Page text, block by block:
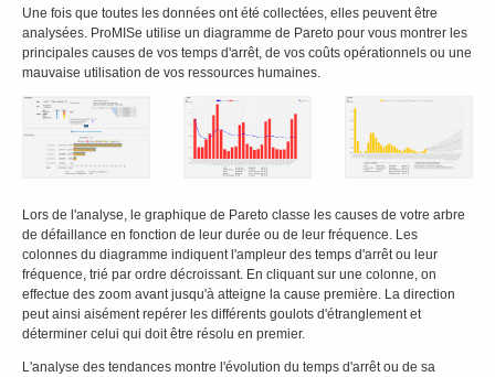
Une fois que toutes les données ont été collectées, elles peuvent être
analysées. ProMISe utilise un diagramme de Pareto pour vous montrer les
principales causes de vos temps d'arrêt, de vos coûts opérationnels ou une
mauvaise utilisation de vos ressources humaines.
Lors de l'analyse, le graphique de Pareto classe les causes de votre arbre
de défaillance en fonction de leur durée ou de leur fréquence. Les
colonnes du diagramme indiquent l'ampleur des temps d'arrêt ou leur
fréquence, trié par ordre décroissant. En cliquant sur une colonne, on
effectue des zoom avant jusqu'à atteigne la cause première. La direction
peut ainsi aisément repérer les différents goulots d'étranglement et
déterminer celui qui doit être résolu en premier.
L'analyse des tendances montre l'évolution du temps d'arrêt ou de sa